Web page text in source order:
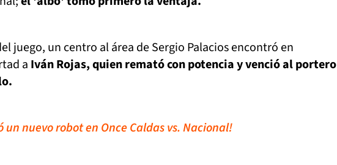
juego, un centro al área de Sergio Palacios encontró en
a Iván Rojas, quien remató con potencia y venció al portero
un nuevo robot en Once Caldas vs. Nacional!